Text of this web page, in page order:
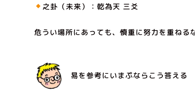
之卦（未来）：乾為天 三爻
危うい場所にあっても、慎重に努力を重ねる
易を参考にいまぷならこう答える